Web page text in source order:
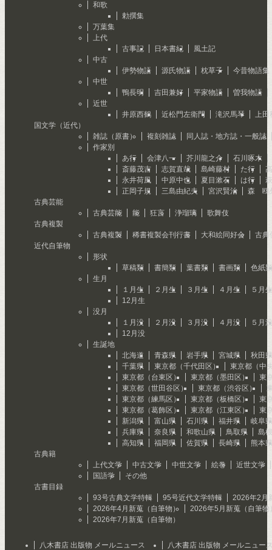
和歌
勅撰集
万葉集
上代
古事記
日本書紀
風土記
中古
伊勢物語
源氏物語 枕草子
今昔物語集
中世
鴨長明
吉田兼好 平家物語
曽我物語
近世
井原西鶴
近松門左衛門 滝沢馬琴
上
国文学（近代）
雑誌（原書）
複刻雑誌
同人誌・地方誌・一般誌
作家別
あ行
会津八一 芥川龍之介
石川啄木
斎藤茂吉
志賀直哉 島崎藤村 た行
永井荷風
中原中也 夏目漱石 は行
正岡子規
三島由紀夫 宮沢賢治
森 鴎
古典芸能
古典芸能
能 狂言 浄瑠璃
歌舞伎
古典複製
古典複製
稀書複製会刊行書 大和絵同好会
古典
近代自筆物
形状
草稿類
書簡類 葉書類 書画類
色紙類
生月
１月生
２月生 ３月生 ４月生
５月生
12月生
没月
１月没
２月没 ３月没 ４月没
５月没
12月没
生誕地
北海道
青森県 岩手県 宮城県
秋田県
千葉県
東京都（千代田区）
東京都（中
東京都（台東区）
東京都（墨田区）
東
東京都（世田谷区）
東京都（渋谷区）
東京都（練馬区）
東京都（板橋区）
東
東京都（葛飾区）
東京都（江東区）
東
新潟県
富山県 石川県 福井県
岐阜県
兵庫県
奈良県 和歌山県 鳥取県
島
高知県
福岡県 佐賀県 長崎県
熊本県
古典籍
上代文学
中古文学 中世文学 絵巻
近世文学
国語学
その他
古書目録
93号古典文学特輯
95号近代文学特輯
2026年2月
2026年4月新蒐（自筆物）
2026年5月新蒐（自筆物
2026年7月新蒐（自筆物）
八木書店 出版物 メールニュース 八木書店 出版物 メールニュー